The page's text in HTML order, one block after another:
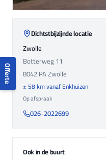
Dichtstbijzijnde locatie
Zwolle
Botterweg 11
8042 PAZwolle
± 58 km vanaf Enkhuizen
Op afspraak
026-2022699
Ook in de buurt
Offerte